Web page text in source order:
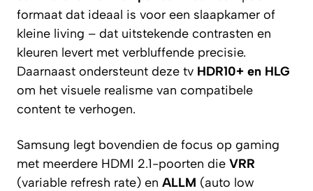
formaat dat ideaal is voor een slaapkamer of
kleine living – dat uitstekende contrasten en
kleuren levert met verbluffende precisie.
Daarnaast ondersteunt deze tv HDR10+ en HLG
om het visuele realisme van compatibele
content te verhogen.
Samsung legt bovendien de focus op gaming
met meerdere HDMI 2.1-poorten die VRR
(variable refresh rate) en ALLM (auto low